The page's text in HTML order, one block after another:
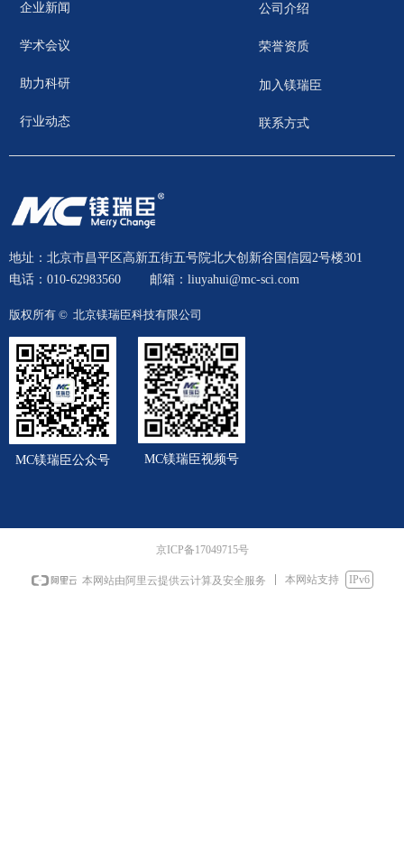
企业新闻
学术会议
助力科研
行业动态
公司介绍
荣誉资质
加入镁瑞臣
联系方式
版权所有 © 北京镁瑞臣科技有限公司
地址：北京市昌平区高新五街五号院北大创新谷国信园2号楼301
电话：010-62983560 邮箱：liuyahui@mc-sci.com
MC镁瑞臣公众号 MC镁瑞臣视频号
京ICP备17049715号
本网站由阿里云提供云计算及安全服务 本网站支持 IPv6